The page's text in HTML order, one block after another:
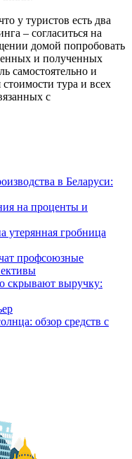
у туристов есть два
– согласиться на
домой попробовать
и полученных
самостоятельно и
тура и всех
с
в Беларуси:
на проценты и
утерянная гробница
профсоюзные
скрывают выручку:
обзор средств с